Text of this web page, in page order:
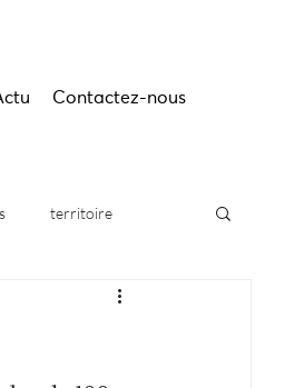
Contactez-nous
territoire